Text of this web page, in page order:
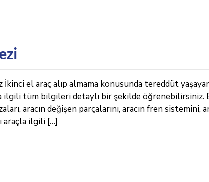
el araç alıp almama konusunda tereddüt
tüm bilgileri detaylı bir şekilde öğrenebilirsiniz.
aracın değişen parçalarını, aracın fren sistemini,
araçla ilgili […]